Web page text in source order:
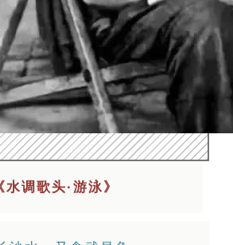
水调歌头·游泳》